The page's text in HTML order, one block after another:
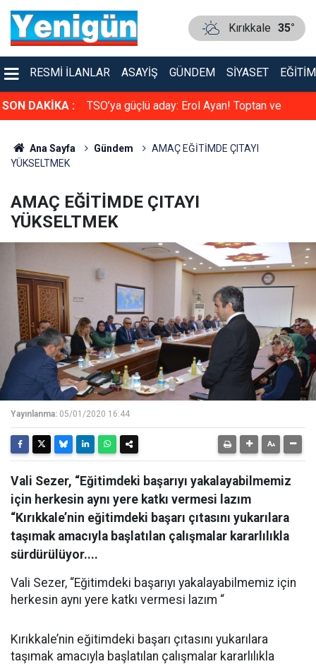
Kırıkkale 35°
RESMI İLANLAR ASAYIŞ GÜNDEM SIYASET EĞITIM
SON DAKİKA :
çarpıştı TSO’ya güçlü aday: Erol Ayan! Toptan ve
Ana Sayfa Gündem
AMAÇ EĞİTİMDE ÇITAYI
YÜKSELTMEK
AMAÇ EĞİTİMDE ÇITAYI
YÜKSELTMEK
Yayınlanma: 05/01/2020 16:44
Vali Sezer, “Eğitimdeki başarıyı yakalayabilmemiz
için herkesin aynı yere katkı vermesi lazım
“Kırıkkale’nin eğitimdeki başarı çıtasını yukarılara
taşımak amacıyla başlatılan çalışmalar kararlılıkla
sürdürülüyor....
Vali Sezer, “Eğitimdeki başarıyı yakalayabilmemiz için
herkesin aynı yere katkı vermesi lazım “
Kırıkkale’nin eğitimdeki başarı çıtasını yukarılara
taşımak amacıyla başlatılan çalışmalar kararlılıkla